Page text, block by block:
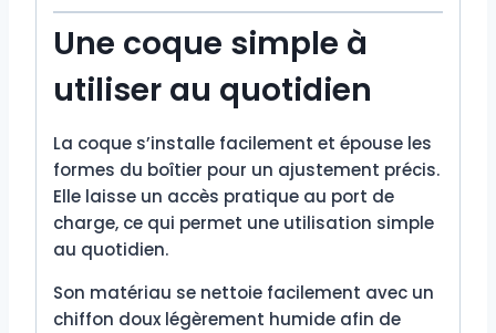
Une coque simple à
utiliser au quotidien
La coque s’installe facilement et épouse les
formes du boîtier pour un ajustement précis.
Elle laisse un accès pratique au port de
charge, ce qui permet une utilisation simple
au quotidien.
Son matériau se nettoie facilement avec un
chiffon doux légèrement humide afin de